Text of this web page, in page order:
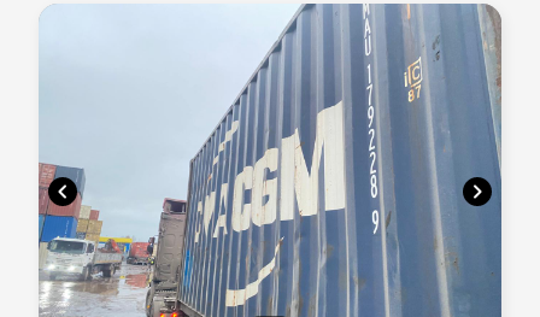
chevron_left chevron_right